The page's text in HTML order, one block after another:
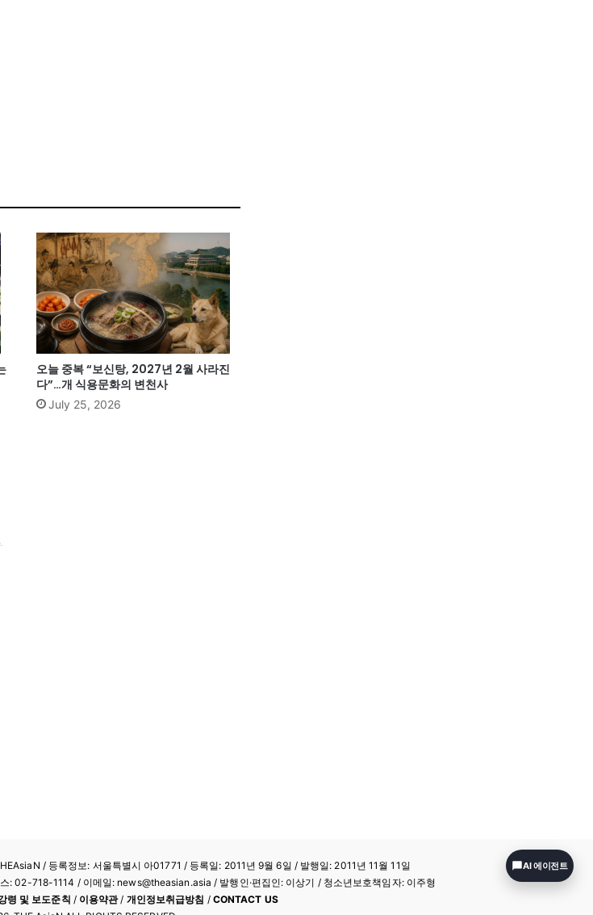
오늘 중복 “보신탕, 2027년 2월 사라진
다”…개 식용문화의 변천사
July 25, 2026
/ 등록정보: 서울특별시 아01771 / 등록일: 2011년 9월 6일 / 발행일: 2011년 11월 11일
: 02-718-1114 / 이메일: news@theasian.asia / 발행인·편집인: 이상기 / 청소년보호책임자: 이주형
령 및 보도준칙 / 이용약관/ 개인정보취급방침 / CONTACT US
AI 에이전트